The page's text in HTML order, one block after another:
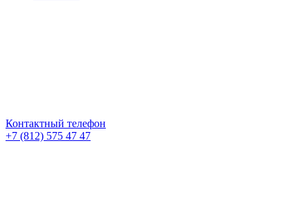
Контактный телефон
+7 (812) 575 47 47